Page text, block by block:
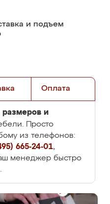
и подъем
Оплата
размеров и
Просто
из телефонов:
665-24-01,
менеджер быстро